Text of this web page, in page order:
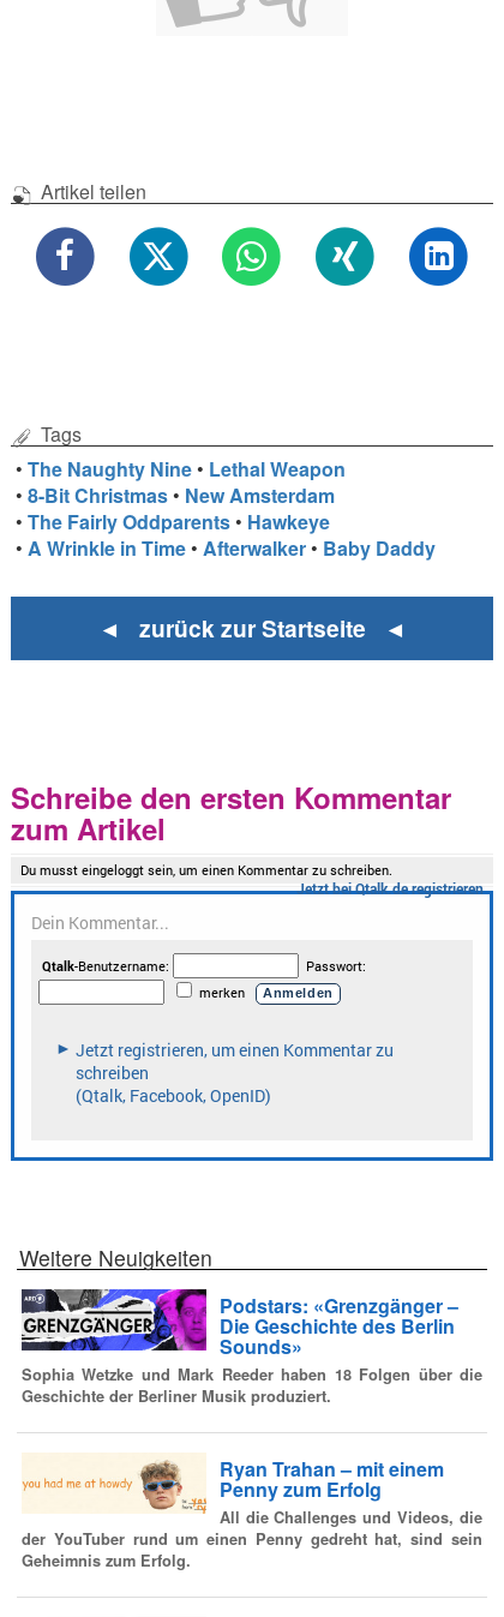
Artikel teilen
Tags
•The Naughty Nine • Lethal Weapon
•8-Bit Christmas • New Amsterdam
•The Fairly Oddparents • Hawkeye
•A Wrinkle in Time •Afterwalker • Baby Daddy
◄ zurück zur Startseite ◄
Schreibe den ersten Kommentar
zum Artikel
Weitere Neuigkeiten
Podstars: «Grenzgänger –
Die Geschichte des Berlin
Sounds»
Sophia Wetzke und Mark Reeder haben 18 Folgen über die
Geschichte der Berliner Musik produziert.
Ryan Trahan – mit einem
Penny zum Erfolg
All die Challenges und Videos, die
der YouTuber rund um einen Penny gedreht hat, sind sein
Geheimnis zum Erfolg.